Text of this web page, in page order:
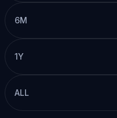
6M
1Y
ALL